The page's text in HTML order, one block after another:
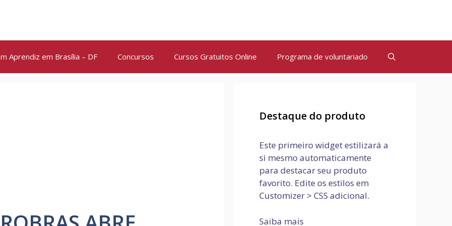
Aprendiz em Brasília – DF Concursos Cursos Gratuitos Online Programa de voluntariado
Destaque do produto
Este primeiro widget estilizará a
si mesmo automaticamente
para destacar seu produto
favorito. Edite os estilos em
Customizer > CSS adicional.
Saiba mais